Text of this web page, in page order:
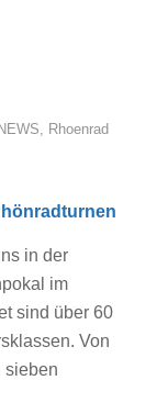
NEWS, Rhoenrad
in der
im
sind über 60
Von
sieben